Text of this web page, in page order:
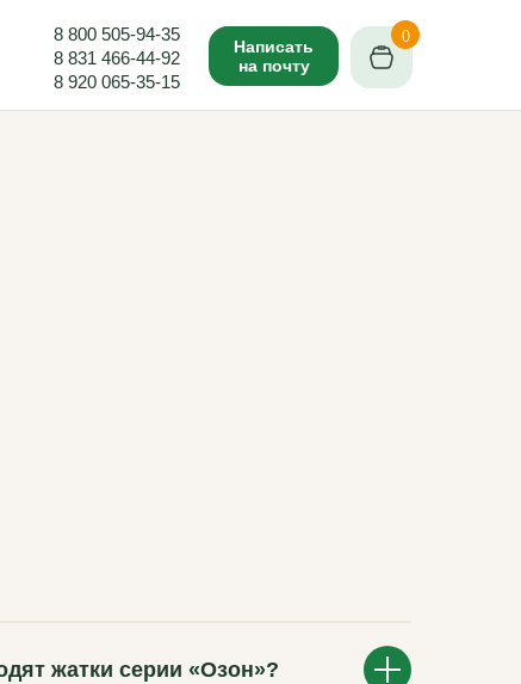
8 800 505-94-35
8 831 466-44-92
8 920 065-35-15
0
Написать
на почту
жатки серии «Озон»?